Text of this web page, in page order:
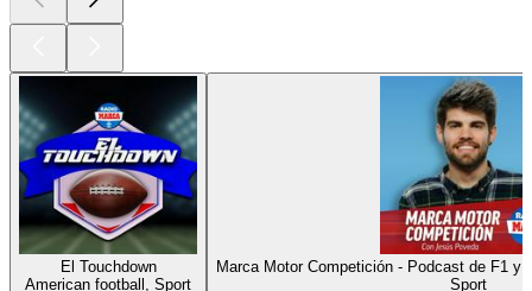
El Touchdown
American football, Sport
Marca Motor Competición - Podcast de F1 y
Sport